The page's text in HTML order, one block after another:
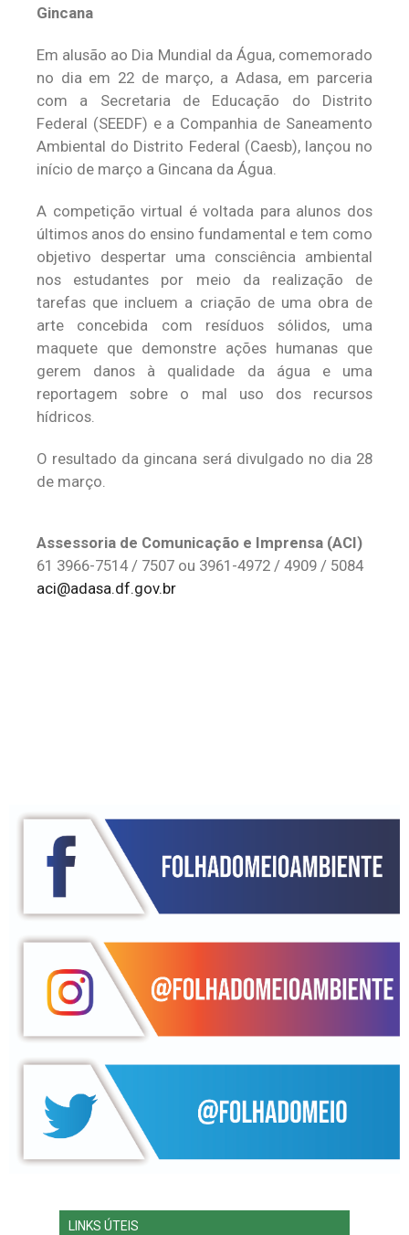
Gincana
Em alusão ao Dia Mundial da Água, comemorado
no dia em 22 de março, a Adasa, em parceria
com a Secretaria de Educação do Distrito
Federal (SEEDF) e a Companhia de Saneamento
Ambiental do Distrito Federal (Caesb), lançou no
início de março a Gincana da Água.
A competição virtual é voltada para alunos dos
últimos anos do ensino fundamental e tem como
objetivo despertar uma consciência ambiental
nos estudantes por meio da realização de
tarefas que incluem a criação de uma obra de
arte concebida com resíduos sólidos, uma
maquete que demonstre ações humanas que
gerem danos à qualidade da água e uma
reportagem sobre o mal uso dos recursos
hídricos.
O resultado da gincana será divulgado no dia 28
de março.
Assessoria de Comunicação e Imprensa (ACI)
61 3966-7514 / 7507 ou 3961-4972 / 4909 / 5084
aci@adasa.df.gov.br
LINKS ÚTEIS